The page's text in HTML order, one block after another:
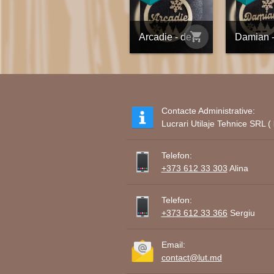
Arcadie - decorațiune din placaj personalizată
shopping_cart
Contacte Administrative:
Lucrari Utilaje Tehnice SRL
Telefon:
+373 612 33 303 Alina
Telefon:
+373 612 33 366 Sergiu
Email:
contact@lut.md